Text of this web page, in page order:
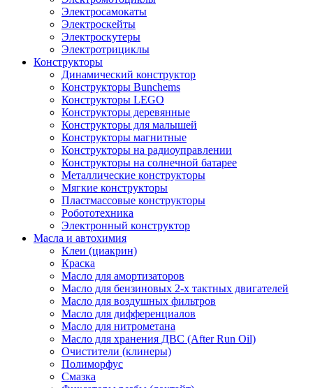
Электросамокаты
Электроскейты
Электроскутеры
Электротрициклы
Конструкторы
Динамический конструктор
Конструкторы Bunchems
Конструкторы LEGO
Конструкторы деревянные
Конструкторы для малышей
Конструкторы магнитные
Конструкторы на радиоуправлении
Конструкторы на солнечной батарее
Металлические конструкторы
Мягкие конструкторы
Пластмассовые конструкторы
Робототехника
Электронный конструктор
Масла и автохимия
Клеи (циакрин)
Краска
Масло для амортизаторов
Масло для бензиновых 2-х тактных двигателей
Масло для воздушных фильтров
Масло для дифференциалов
Масло для нитрометана
Масло для хранения ДВС (After Run Oil)
Очистители (клинеры)
Полиморфус
Смазка